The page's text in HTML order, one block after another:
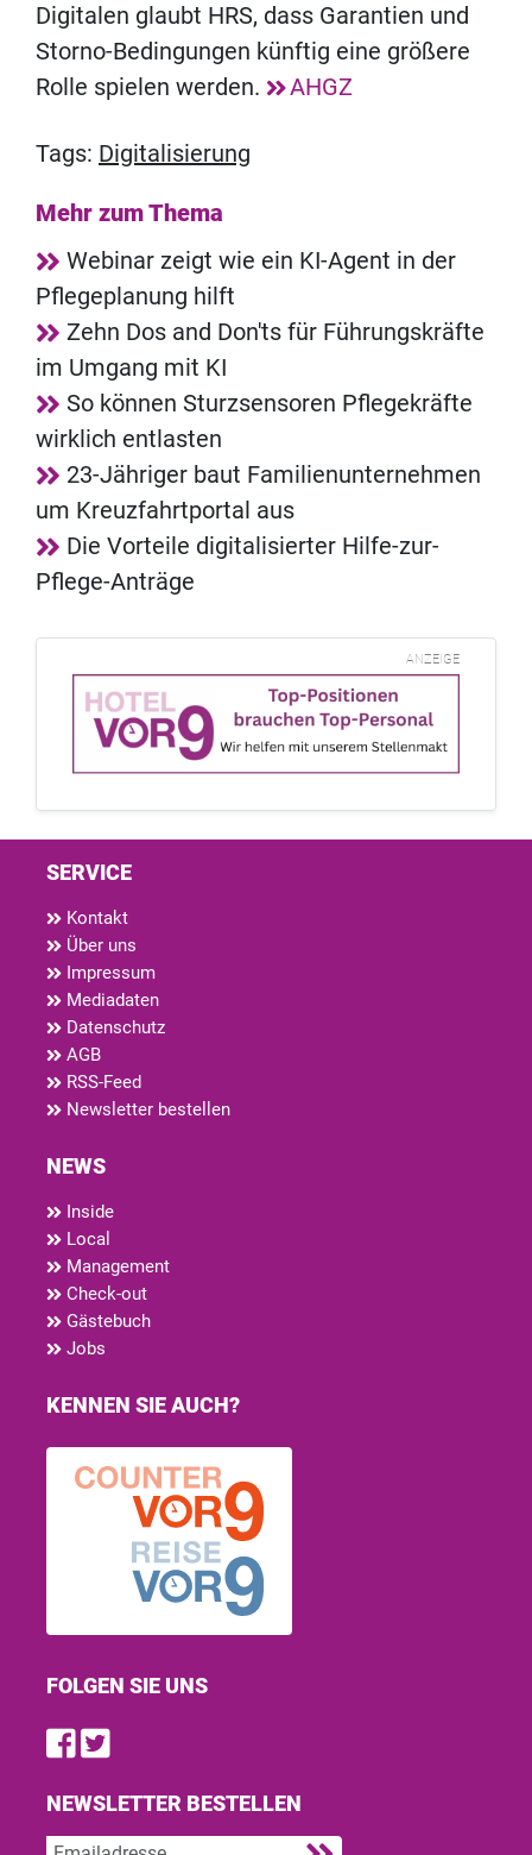
Digitalen glaubt HRS, dass Garantien und
Storno-Bedingungen künftig eine größere
Rolle spielen werden.
AHGZ
Tags: Digitalisierung
Mehr zum Thema
Webinar zeigt wie ein KI-Agent in der
Pflegeplanung hilft
Zehn Dos and Don'ts für Führungskräfte
im Umgang mit KI
So können Sturzsensoren Pflegekräfte
wirklich entlasten
23-Jähriger baut Familienunternehmen
um Kreuzfahrtportal aus
Die Vorteile digitalisierter Hilfe-zur-
Pflege-Anträge
ANZEIGE
SERVICE
Kontakt
Über uns
Impressum
Mediadaten
Datenschutz
AGB
RSS-Feed
Newsletter bestellen
NEWS
Inside
Local
Management
Check-out
Gästebuch
Jobs
KENNEN SIE AUCH?
FOLGEN SIE UNS
Find us on Facebook
Follow us on Twitter
NEWSLETTER BESTELLEN